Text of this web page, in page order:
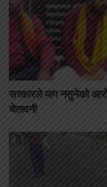
सरकारले माग नसुनेको
चेतावनी